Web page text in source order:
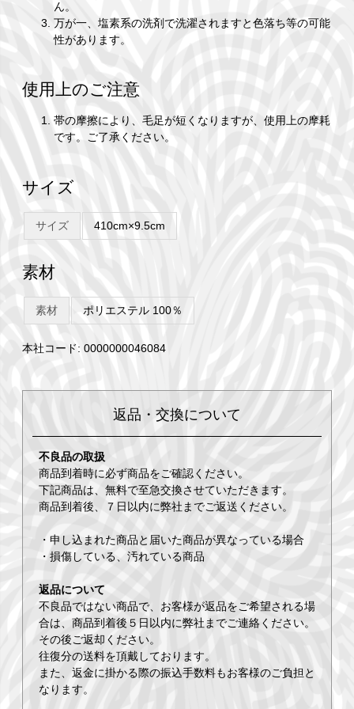
ん。
万が一、塩素系の洗剤で洗濯されますと色落ち等の可能
性があります。
使用上のご注意
帯の摩擦により、毛足が短くなりますが、使用上の摩耗
です。ご了承ください。
サイズ
サイズ 410cm×9.5cm
素材
素材 ポリエステル 100％
本社コード: 0000000046084
返品・交換について
不良品の取扱
商品到着時に必ず商品をご確認ください。
下記商品は、無料で至急交換させていただきます。
商品到着後、７日以内に弊社までご返送ください。
・申し込まれた商品と届いた商品が異なっている場合
・損傷している、汚れている商品
返品について
不良品ではない商品で、お客様が返品をご希望される場
合は、商品到着後５日以内に弊社までご連絡ください。
その後ご返却ください。
往復分の送料を頂戴しております。
また、返金に掛かる際の振込手数料もお客様のご負担と
なります。